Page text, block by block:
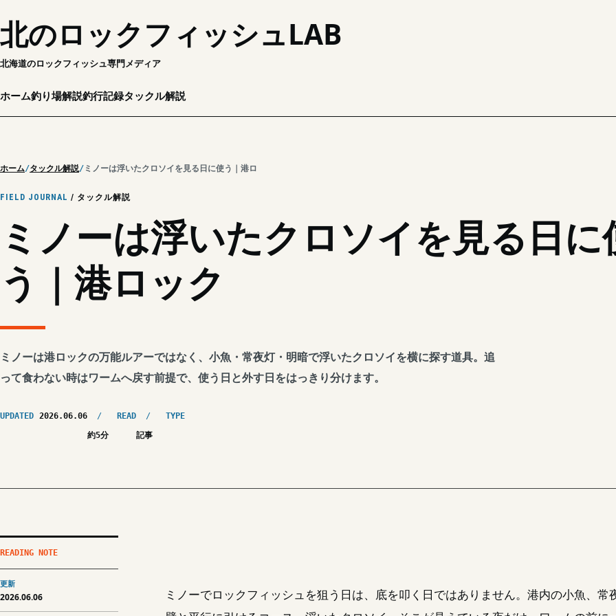
北のロックフィッシュLAB
北海道のロックフィッシュ専門メディア
ホーム釣り場解説釣行記録タックル解説
ホーム タックル解説 ミノーは浮いたクロソイを見る日に使う｜港ロック
FIELD JOURNAL / タックル解説
ミノーは浮いたクロソイを見る日に
う｜港ロック
ミノーは港ロックの万能ルアーではなく、小魚・常夜灯・明暗で浮いたクロソイを横に探す道具。追
って食わない時はワームへ戻す前提で、使う日と外す日をはっきり分けます。
UPDATED 2026.06.06
READ
約5分
TYPE
記事
READING NOTE
更新
2026.06.06
ミノーでロックフィッシュを狙う日は、底を叩く日ではありません。港内の小魚、常